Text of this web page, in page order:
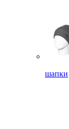
шапки